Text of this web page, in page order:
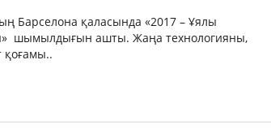
Барселона қаласында «2017 – Ұялы
шымылдығын ашты. Жаңа технологияны,
қоғамы..